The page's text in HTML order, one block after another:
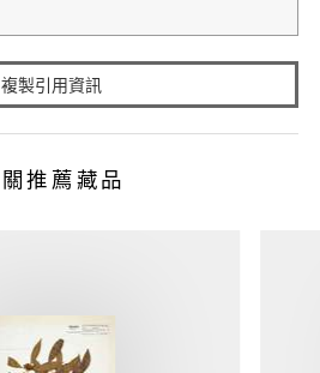
複製引用資訊
推薦藏品